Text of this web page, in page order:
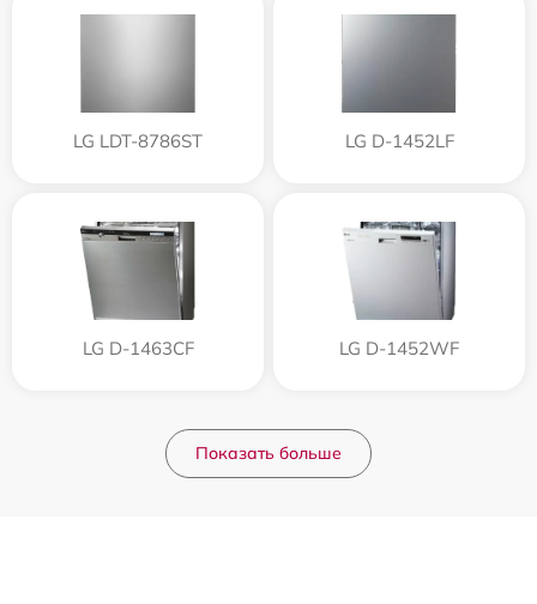
LG LDT-8786ST LG D-1452LF
LG D-1463CF LG D-1452WF
Показать больше